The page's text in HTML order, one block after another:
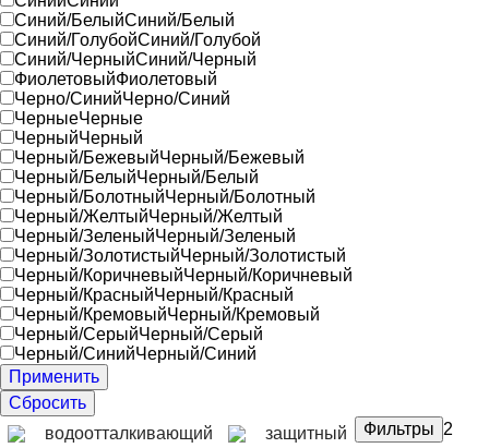
Синий/БелыйСиний/Белый
Синий/ГолубойСиний/Голубой
Синий/ЧерныйСиний/Черный
ФиолетовыйФиолетовый
Черно/СинийЧерно/Синий
ЧерныеЧерные
ЧерныйЧерный
Черный/БежевыйЧерный/Бежевый
Черный/БелыйЧерный/Белый
Черный/БолотныйЧерный/Болотный
Черный/ЖелтыйЧерный/Желтый
Черный/ЗеленыйЧерный/Зеленый
Черный/ЗолотистыйЧерный/Золотистый
Черный/КоричневыйЧерный/Коричневый
Черный/КрасныйЧерный/Красный
Черный/КремовыйЧерный/Кремовый
Черный/СерыйЧерный/Серый
Черный/СинийЧерный/Синий
водоотталкивающий
защитный
2